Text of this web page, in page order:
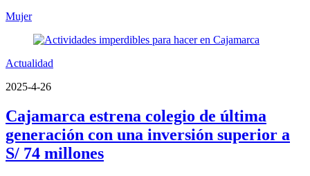
Mujer
Actualidad
2025-4-26
Cajamarca estrena colegio de última
generación con una inversión superior a
S/ 74 millones